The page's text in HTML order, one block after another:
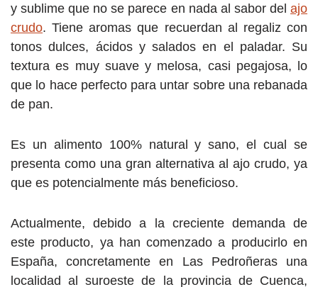
y sublime que no se parece en nada al sabor del ajo
crudo. Tiene aromas que recuerdan al regaliz con
tonos dulces, ácidos y salados en el paladar. Su
textura es muy suave y melosa, casi pegajosa, lo
que lo hace perfecto para untar sobre una rebanada
de pan.
Es un alimento 100% natural y sano, el cual se
presenta como una gran alternativa al ajo crudo, ya
que es potencialmente más beneficioso.
Actualmente, debido a la creciente demanda de
este producto, ya han comenzado a producirlo en
España, concretamente en Las Pedroñeras una
localidad al suroeste de la provincia de Cuenca,